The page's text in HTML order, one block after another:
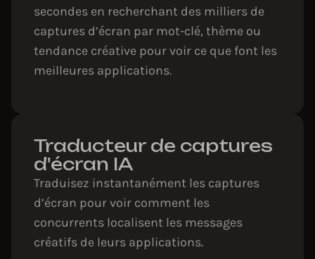
secondes en recherchant des milliers de
captures d’écran par mot-clé, thème ou
tendance créative pour voir ce que font les
meilleures applications.
Traducteur de captures
d'écran IA
Traduisez instantanément les captures
d’écran pour voir comment les
concurrents localisent les messages
créatifs de leurs applications.